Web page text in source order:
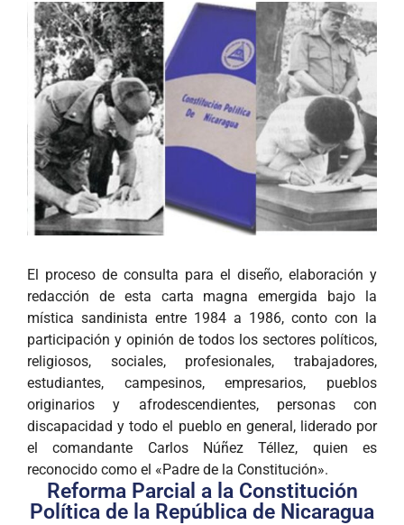
El proceso de consulta para el diseño, elaboración y
redacción de esta carta magna emergida bajo la
mística sandinista entre 1984 a 1986, conto con la
participación y opinión de todos los sectores políticos,
religiosos, sociales, profesionales, trabajadores,
estudiantes, campesinos, empresarios, pueblos
originarios y afrodescendientes, personas con
discapacidad y todo el pueblo en general, liderado por
el comandante Carlos Núñez Téllez, quien es
reconocido como el «Padre de la Constitución».
Reforma Parcial a la Constitución
Política de la República de Nicaragua